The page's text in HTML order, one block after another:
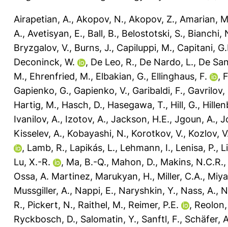
Airapetian, A., Akopov, N., Akopov, Z., Amarian,
A., Avetisyan, E., Ball, B., Belostotski, S., Bianchi,
Bryzgalov, V., Burns, J., Capiluppi, M., Capitani,
Deconinck, W.
, De Leo, R., De Nardo, L., De
M., Ehrenfried, M., Elbakian, G., Ellinghaus, F. ,
Gapienko, G., Gapienko, V., Garibaldi, F., Gavrilov,
Hartig, M., Hasch, D., Hasegawa, T., Hill, G.,
Ivanilov, A., Izotov, A., Jackson, H.E., Jgoun, A.,
Kisselev, A., Kobayashi, N., Korotkov, V., Kozlov,
, Lamb, R., Lapikás, L., Lehmann, I., Lenisa, P.,
Lu, X.-R.
, Ma, B.-Q., Mahon, D., Makins, N.C.R.,
Ossa, A. Martinez, Marukyan, H., Miller, C.A.,
Mussgiller, A., Nappi, E., Naryshkin, Y., Nass, A.,
R., Pickert, N., Raithel, M., Reimer, P.E. ,
Ryckbosch, D., Salomatin, Y., Sanftl, F., Schäfer,